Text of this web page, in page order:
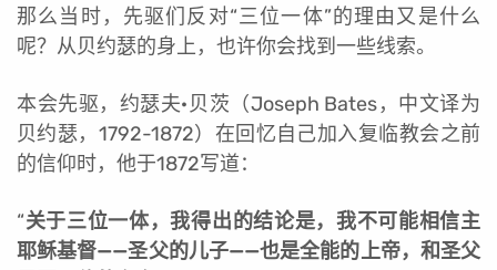
那么当时，先驱们反对“三位一体”的理由又是什么
呢？从贝约瑟的身上，也许你会找到一些线索。
本会先驱，约瑟夫·贝茨（Joseph Bates，中文译为
贝约瑟，1792-1872）在回忆自己加入复临教会之前
的信仰时，他于1872写道：
“关于三位一体，我得出的结论是，我不可能相信主
耶稣基督——圣父的儿子——也是全能的上帝，和圣父